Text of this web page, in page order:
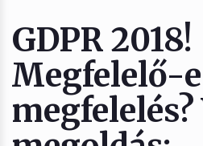
GDPR 2018!
Megfelelő-
megfelelés?